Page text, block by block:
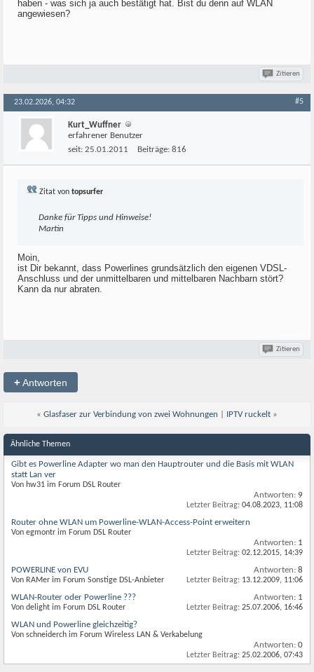
haben - was sich ja auch bestätigt hat. Bist du denn auf WLAN
angewiesen?
Zitieren
23.02.2026, 04:32 #5
Kurt_Wuffner
erfahrener Benutzer
seit: 25.01.2011 Beiträge: 816
Zitat von topsurfer
Danke für Tipps und Hinweise!
Martin
Moin,
ist Dir bekannt, dass Powerlines grundsätzlich den eigenen VDSL-
Anschluss und der unmittelbaren und mittelbaren Nachbarn stört?
Kann da nur abraten.
Zitieren
+Antworten
« Glasfaser zur Verbindung von zwei Wohnungen IPTV ruckelt »
Ähnliche Themen
Gibt es Powerline Adapter wo man den Hauptrouter und die Basis mit WLAN
statt Lan ver
Von hw31 im Forum DSL Router
Antworten: 9
Letzter Beitrag: 04.08.2023, 11:08
Router ohne WLAN um Powerline-WLAN-Access-Point erweitern
Von egmontr im Forum DSL Router
Antworten: 1
Letzter Beitrag: 02.12.2015, 14:39
POWERLINE von EVU
Von RAMer im Forum Sonstige DSL-Anbieter
Antworten: 8
Letzter Beitrag: 13.12.2009, 11:06
WLAN-Router oder Powerline ???
Von delight im Forum DSL Router
Antworten: 1
Letzter Beitrag: 25.07.2006, 16:46
WLAN und Powerline gleichzeitig?
Von schneiderch im Forum Wireless LAN & Verkabelung
Antworten: 0
Letzter Beitrag: 25.02.2006, 07:43